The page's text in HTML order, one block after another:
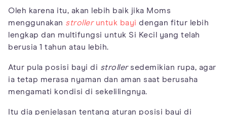
Oleh karena itu, akan lebih baik jika Moms
menggunakan strolleruntuk bayi dengan fitur lebih
lengkap dan multifungsi untuk Si Kecil yang telah
berusia 1 tahun atau lebih.
Atur pula posisi bayi di strollersedemikian rupa, agar
ia tetap merasa nyaman dan aman saat berusaha
mengamati kondisi di sekelilingnya.
Itu dia penjelasan tentang aturan posisi bayi di